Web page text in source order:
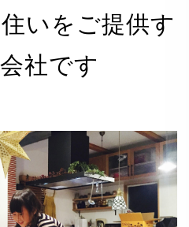
いをご提供す
社です
当社」）は、以下のとお
、個人情報保護の仕組みを